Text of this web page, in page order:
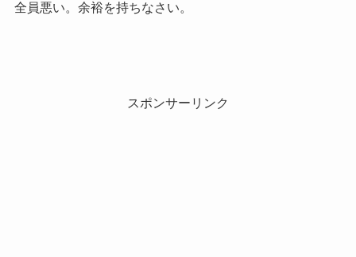
全員悪い。余裕を持ちなさい。
スポンサーリンク